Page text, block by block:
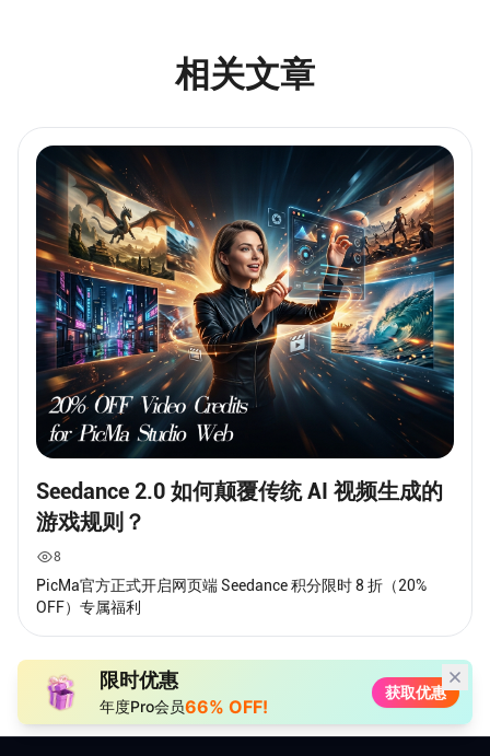
相关文章
Seedance 2.0 如何颠覆传统 AI 视频生成的
游戏规则？
8
PicMa官方正式开启网页端 Seedance 积分限时 8 折（20%
OFF）专属福利
限时优惠
年度Pro会员66% OFF!
获取优惠